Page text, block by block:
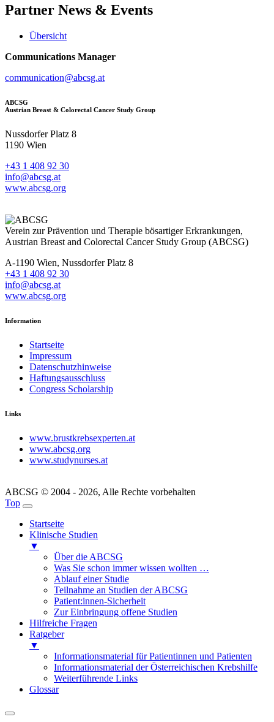
Partner News & Events
Übersicht
Communications Manager
communication@abcsg.at
ABCSG
Austrian Breast & Colorectal Cancer Study Group
Nussdorfer Platz 8
1190 Wien
+43 1 408 92 30
info@abcsg.at
www.abcsg.org
Verein zur Prävention und Therapie bösartiger Erkrankungen,
Austrian Breast and Colorectal Cancer Study Group (ABCSG)
A-1190 Wien, Nussdorfer Platz 8
+43 1 408 92 30
info@abcsg.at
www.abcsg.org
Information
Startseite
Impressum
Datenschutzhinweise
Haftungsausschluss
Congress Scholarship
Links
www.brustkrebsexperten.at
www.abcsg.org
www.studynurses.at
ABCSG © 2004 - 2026, Alle Rechte vorbehalten
Top
Startseite
Klinische Studien
▼
Über die ABCSG
Was Sie schon immer wissen wollten …
Ablauf einer Studie
Teilnahme an Studien der ABCSG
Patient:innen-Sicherheit
Zur Einbringung offene Studien
Hilfreiche Fragen
Ratgeber
▼
Informationsmaterial für Patientinnen und Patienten
Informationsmaterial der Österreichischen Krebshilfe
Weiterführende Links
Glossar